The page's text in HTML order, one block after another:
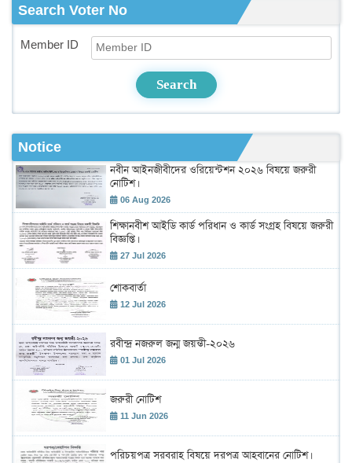
Search Voter No
Member ID
Search
Notice
নবীন আইনজীবীদের ওরিয়েন্টশন ২০২৬ বিষয়ে জরুরী
নোটিশ।
06 Aug 2026
শিক্ষানবীশ আইডি কার্ড পরিধান ও কার্ড সংগ্রহ বিষয়ে জরুরী
বিজ্ঞপ্তি।
27 Jul 2026
শোকবার্তা
12 Jul 2026
রবীন্দ্র নজরুল জন্ম জয়ন্তী-২০২৬
01 Jul 2026
জরুরী নোটিশ
11 Jun 2026
পরিচয়পত্র সরবরাহ বিষয়ে দরপত্র আহবানের নোটিশ।